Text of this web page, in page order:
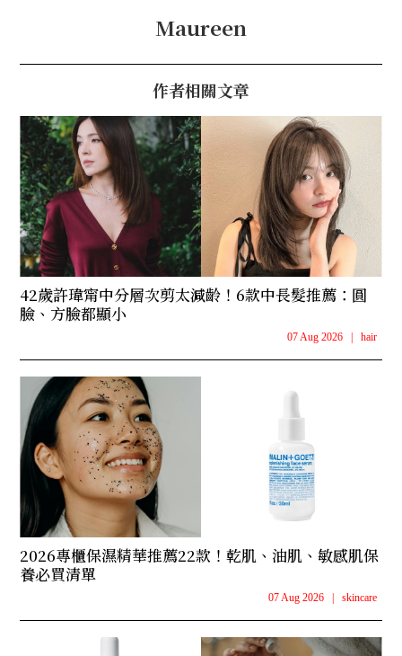
Maureen
作者相關文章
42歲許瑋甯中分層次剪太減齡！6款中長髮推薦：圓
臉、方臉都顯小
07 Aug 2026 hair
2026專櫃保濕精華推薦22款！乾肌、油肌、敏感肌保
養必買清單
07 Aug 2026 skincare